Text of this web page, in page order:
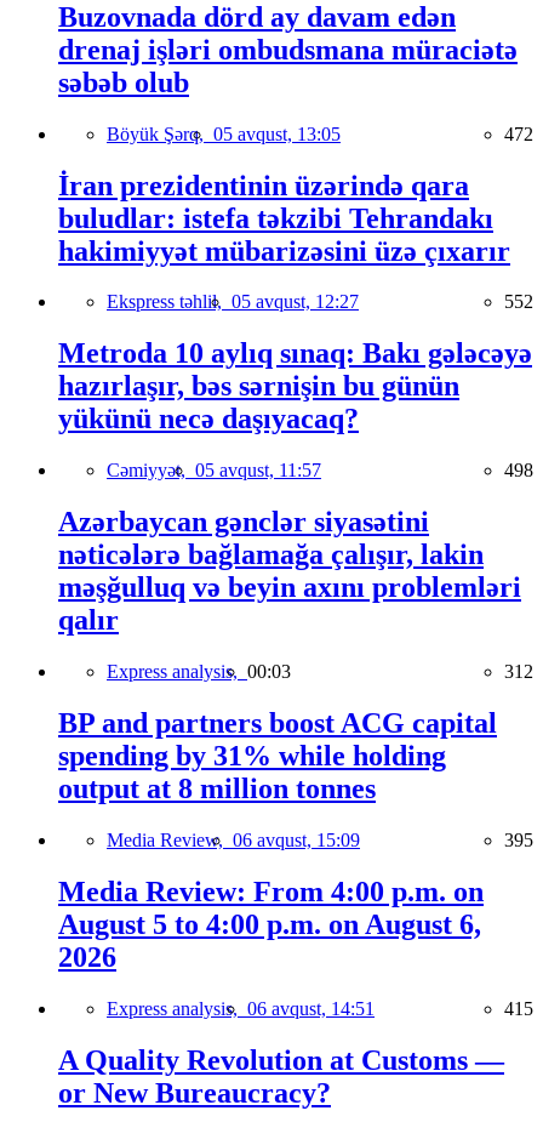
Buzovnada dörd ay davam edən
drenaj işləri ombudsmana müraciətə
səbəb olub
Böyük Şərq, 05 avqust, 13:05 472
İran prezidentinin üzərində qara
buludlar: istefa təkzibi Tehrandakı
hakimiyyət mübarizəsini üzə çıxarır
Ekspress təhlil, 05 avqust, 12:27 552
Metroda 10 aylıq sınaq: Bakı gələcəyə
hazırlaşır, bəs sərnişin bu günün
yükünü necə daşıyacaq?
Cəmiyyət, 05 avqust, 11:57 498
Azərbaycan gənclər siyasətini
nəticələrə bağlamağa çalışır, lakin
məşğulluq və beyin axını problemləri
qalır
Express analysis, 00:03 312
BP and partners boost ACG capital
spending by 31% while holding
output at 8 million tonnes
Media Review, 06 avqust, 15:09 395
Media Review: From 4:00 p.m. on
August 5 to 4:00 p.m. on August 6,
2026
Express analysis, 06 avqust, 14:51 415
A Quality Revolution at Customs —
or New Bureaucracy?